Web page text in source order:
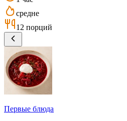
средне
12 порций
Первые блюда